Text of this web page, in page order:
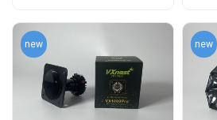
new new